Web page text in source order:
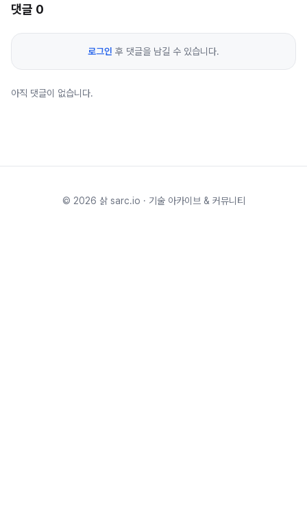
댓글 0
로그인 후 댓글을 남길 수 있습니다.
아직 댓글이 없습니다.
© 2026 삵 sarc.io · 기술 아카이브 & 커뮤니티